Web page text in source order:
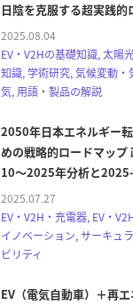
日陰を克服する超実践
2025.08.04
EV・V2Hの基礎知識, 太陽
知識, 学術研究, 気候変動
気, 用語・製品の解説
2050年日本エネルギー
めの戦略的ロードマッ
10～2025年分析と
2025.07.27
EV・V2H・充電器, EV・
イノベーション, サーキュ
ビリティ
EV（電気自動車）＋再